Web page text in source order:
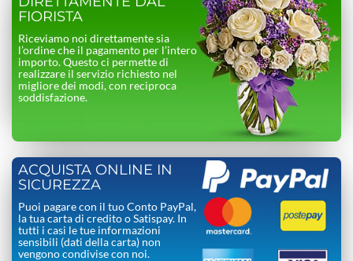
FIORISTA
Riceviamo noi direttamente sia
l’ordine che il pagamento per l’intero
importo. Questo ci permette di
realizzare il servizio richiesto nel
migliore dei modi, con reciproca
soddisfazione.
ACQUISTA ONLINE IN
SICUREZZA
Puoi pagare con il tuo Conto PayPal,
la tua carta di credito o Satispay. In
tutti i casi le tue informazioni
sensibili (dati della carta) non
vengono condivise con noi.